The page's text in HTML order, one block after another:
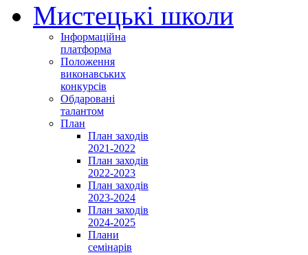
Мистецькі школи
Інформаційна
платформа
Положення
виконавських
конкурсів
Обдаровані
талантом
План
План заходів
2021-2022
План заходів
2022-2023
План заходів
2023-2024
План заходів
2024-2025
Плани
семінарів